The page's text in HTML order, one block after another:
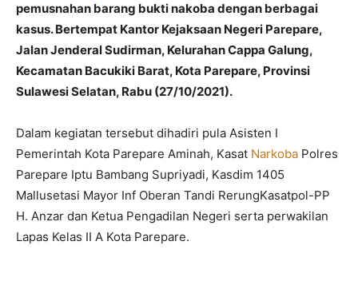
pemusnahan barang bukti nakoba dengan berbagai
kasus. Bertempat Kantor Kejaksaan Negeri Parepare,
Jalan Jenderal Sudirman, Kelurahan Cappa Galung,
Kecamatan Bacukiki Barat, Kota Parepare, Provinsi
Sulawesi Selatan, Rabu (27/10/2021).
Dalam kegiatan tersebut dihadiri pula Asisten I
Pemerintah Kota Parepare Aminah, Kasat Narkoba Polres
Parepare Iptu Bambang Supriyadi, Kasdim 1405
Mallusetasi Mayor Inf Oberan Tandi RerungKasatpol-PP
H. Anzar dan Ketua Pengadilan Negeri serta perwakilan
Lapas Kelas II A Kota Parepare.